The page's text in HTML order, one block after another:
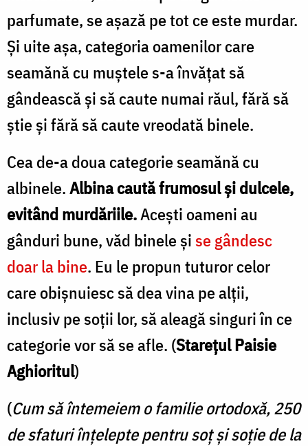
parfumate, se aşază pe tot ce este murdar.
Şi uite aşa, categoria oamenilor care
seamănă cu muştele s-a învăţat să
gândească şi să caute numai răul, fără să
ştie şi fără să caute vreodată binele.
Cea de-a doua categorie seamănă cu
albinele.Albina caută frumosul şi dulcele,
evitând murdăriile.Aceşti oameni au
gânduri bune, văd binele şise gândesc
doar la bine. Eu le propun tuturor celor
care obişnuiesc să dea vina pe alţii,
inclusiv pe soţii lor, să aleagă singuri în ce
categorie vor să se afle. (Stareţul Paisie
Aghioritul)
(Cum să întemeiem o familie ortodoxă, 250
de sfaturi înţelepte pentru soţ şi soţie de la